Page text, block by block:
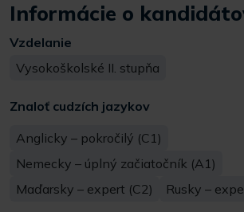
Informácie o
Vzdelanie
Vysokoškolské II. stupňa
Znaloť cudzích jazykov
Anglicky – pokročilý (C1)
Nemecky – úplný začiatočník (A1)
Maďarsky – expert (C2)
Rusky –